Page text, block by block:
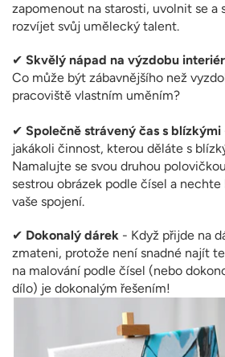
zapomenout na starosti, uvolnit se a
rozvíjet svůj umělecký talent.
✔ Skvělý nápad na výzdobu
Co může být zábavnějšího než
pracoviště vlastním uměním?
✔ Společně strávený čas s blízkými
jakákoli činnost, kterou děláte s
Namalujte se svou druhou
sestrou obrázek podle čísel a
vaše spojení.
✔ Dokonalý dárek - Když přijde na
zmateni, protože není snadné najít
na malování podle čísel (nebo
dílo) je dokonalým řešením!